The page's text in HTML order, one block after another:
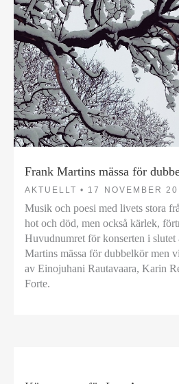
Frank Martins mässa för
AKTUELLT • 17 NOVEMBER
Musik och poesi med livets stora
hot och död, men också kärlek,
Huvudnumret för konserten i slutet
Martins mässa för dubbelkör men
av Einojuhani Rautavaara, Karin
Forte.